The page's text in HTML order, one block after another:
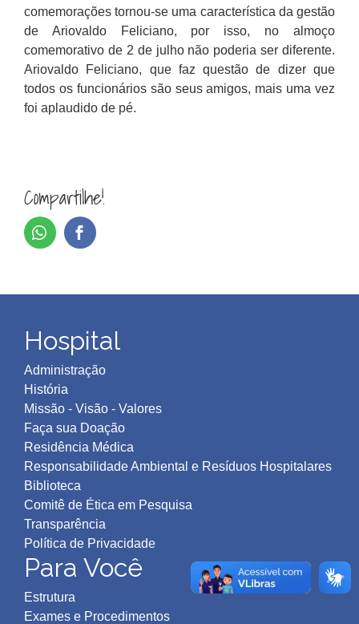
comemorações tornou-se uma característica da gestão
de Ariovaldo Feliciano, por isso, no almoço
comemorativo de 2 de julho não poderia ser diferente.
Ariovaldo Feliciano, que faz questão de dizer que
todos os funcionários são seus amigos, mais uma vez
foi aplaudido de pé.
Compartilhe!
Hospital
Administração
História
Missão - Visão - Valores
Faça sua Doação
Residência Médica
Responsabilidade Ambiental e Resíduos Hospitalares
Biblioteca
Comitê de Ética em Pesquisa
Transparência
Política de Privacidade
Para Você
Estrutura
Exames e Procedimentos